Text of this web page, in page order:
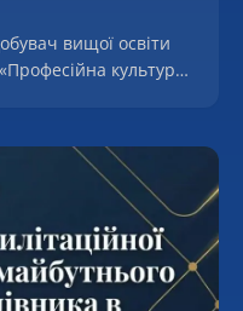
вищої освіти
культура